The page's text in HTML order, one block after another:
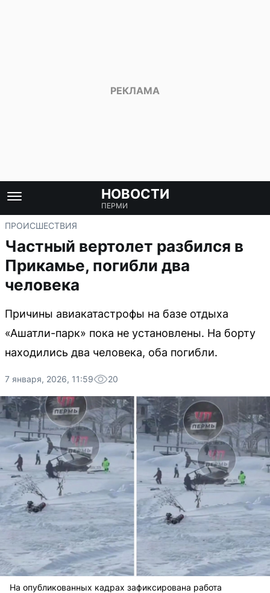
НОВОСТИ
ПЕРМИ
ПРОИСШЕСТВИЯ
Частный вертолет разбился в
Прикамье, погибли два
человека
Причины авиакатастрофы на базе отдыха
«Ашатли-парк» пока не установлены. На борту
находились два человека, оба погибли.
7 января, 2026, 11:59 20
На опубликованных кадрах зафиксирована работа